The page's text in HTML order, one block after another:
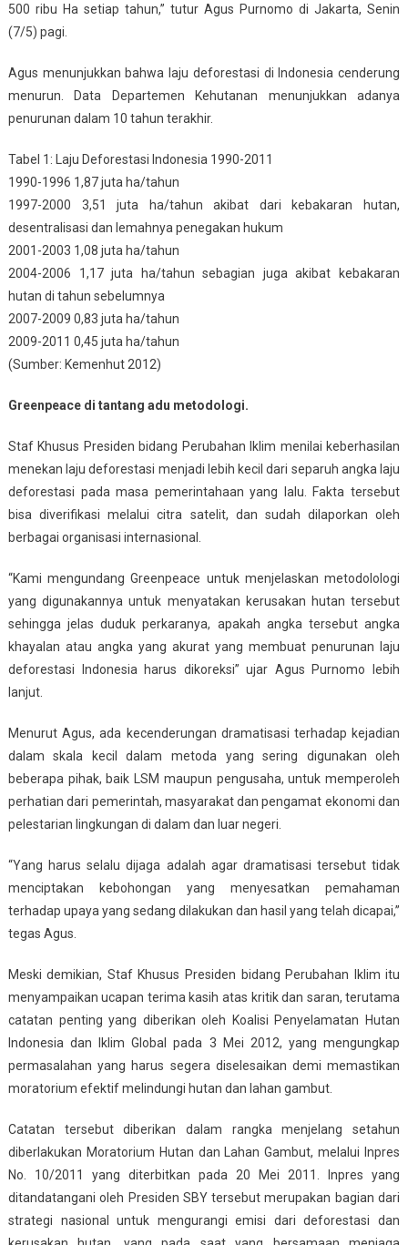
500 ribu Ha setiap tahun,” tutur Agus Purnomo di Jakarta, Senin
(7/5) pagi.
Agus menunjukkan bahwa laju deforestasi di Indonesia cenderung
menurun. Data Departemen Kehutanan menunjukkan adanya
penurunan dalam 10 tahun terakhir.
Tabel 1: Laju Deforestasi Indonesia 1990-2011
1990-1996 1,87 juta ha/tahun
1997-2000 3,51 juta ha/tahun akibat dari kebakaran hutan,
desentralisasi dan lemahnya penegakan hukum
2001-2003 1,08 juta ha/tahun
2004-2006 1,17 juta ha/tahun sebagian juga akibat kebakaran
hutan di tahun sebelumnya
2007-2009 0,83 juta ha/tahun
2009-2011 0,45 juta ha/tahun
(Sumber: Kemenhut 2012)
Greenpeace di tantang adu metodologi.
Staf Khusus Presiden bidang Perubahan Iklim menilai keberhasilan
menekan laju deforestasi menjadi lebih kecil dari separuh angka laju
deforestasi pada masa pemerintahaan yang lalu. Fakta tersebut
bisa diverifikasi melalui citra satelit, dan sudah dilaporkan oleh
berbagai organisasi internasional.
“Kami mengundang Greenpeace untuk menjelaskan metodolologi
yang digunakannya untuk menyatakan kerusakan hutan tersebut
sehingga jelas duduk perkaranya, apakah angka tersebut angka
khayalan atau angka yang akurat yang membuat penurunan laju
deforestasi Indonesia harus dikoreksi” ujar Agus Purnomo lebih
lanjut.
Menurut Agus, ada kecenderungan dramatisasi terhadap kejadian
dalam skala kecil dalam metoda yang sering digunakan oleh
beberapa pihak, baik LSM maupun pengusaha, untuk memperoleh
perhatian dari pemerintah, masyarakat dan pengamat ekonomi dan
pelestarian lingkungan di dalam dan luar negeri.
“Yang harus selalu dijaga adalah agar dramatisasi tersebut tidak
menciptakan kebohongan yang menyesatkan pemahaman
terhadap upaya yang sedang dilakukan dan hasil yang telah dicapai,”
tegas Agus.
Meski demikian, Staf Khusus Presiden bidang Perubahan Iklim itu
menyampaikan ucapan terima kasih atas kritik dan saran, terutama
catatan penting yang diberikan oleh Koalisi Penyelamatan Hutan
Indonesia dan Iklim Global pada 3 Mei 2012, yang mengungkap
permasalahan yang harus segera diselesaikan demi memastikan
moratorium efektif melindungi hutan dan lahan gambut.
Catatan tersebut diberikan dalam rangka menjelang setahun
diberlakukan Moratorium Hutan dan Lahan Gambut, melalui Inpres
No. 10/2011 yang diterbitkan pada 20 Mei 2011. Inpres yang
ditandatangani oleh Presiden SBY tersebut merupakan bagian dari
strategi nasional untuk mengurangi emisi dari deforestasi dan